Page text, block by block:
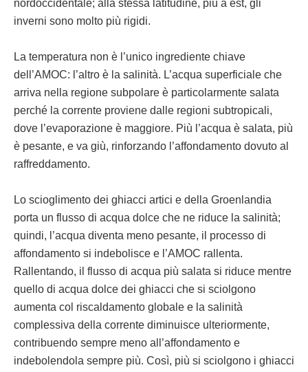
nordoccidentale; alla stessa latitudine, più a est, gli
inverni sono molto più rigidi.
La temperatura non è l’unico ingrediente chiave
dell’AMOC: l’altro è la salinità. L’acqua superficiale che
arriva nella regione subpolare è particolarmente salata
perché la corrente proviene dalle regioni subtropicali,
dove l’evaporazione è maggiore. Più l’acqua è salata, più
è pesante, e va giù, rinforzando l’affondamento dovuto al
raffreddamento.
Lo scioglimento dei ghiacci artici e della Groenlandia
porta un flusso di acqua dolce che ne riduce la salinità;
quindi, l’acqua diventa meno pesante, il processo di
affondamento si indebolisce e l’AMOC rallenta.
Rallentando, il flusso di acqua più salata si riduce mentre
quello di acqua dolce dei ghiacci che si sciolgono
aumenta col riscaldamento globale e la salinità
complessiva della corrente diminuisce ulteriormente,
contribuendo sempre meno all’affondamento e
indebolendola sempre più. Così, più si sciolgono i ghiacci